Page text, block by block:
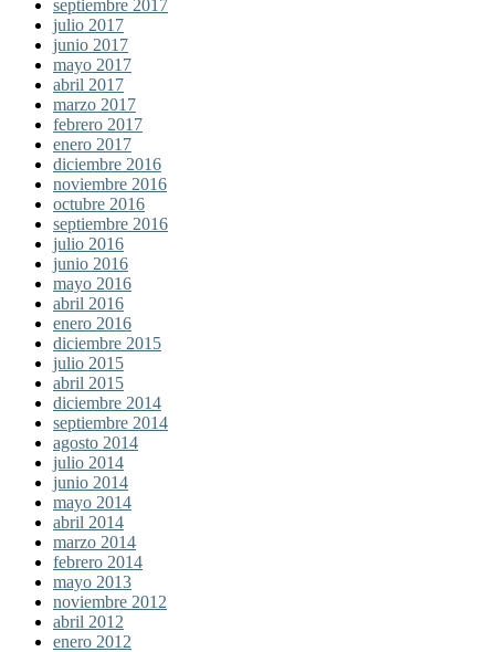
septiembre 2017
julio 2017
junio 2017
mayo 2017
abril 2017
marzo 2017
febrero 2017
enero 2017
diciembre 2016
noviembre 2016
octubre 2016
septiembre 2016
julio 2016
junio 2016
mayo 2016
abril 2016
enero 2016
diciembre 2015
julio 2015
abril 2015
diciembre 2014
septiembre 2014
agosto 2014
julio 2014
junio 2014
mayo 2014
abril 2014
marzo 2014
febrero 2014
mayo 2013
noviembre 2012
abril 2012
enero 2012